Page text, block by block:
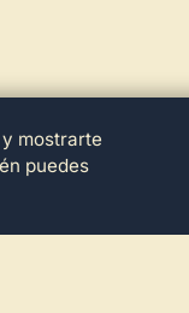
mostrarte
puedes